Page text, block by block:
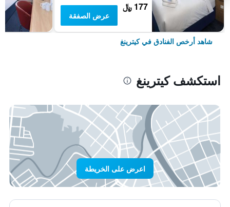
177 ﷼
عرض الصفقة
شاهد أرخص الفنادق في كيترينغ
استكشف كيترينغ
اعرض على الخريطة